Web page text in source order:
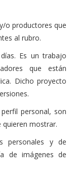
o productores que
al rubro.
Es un trabajo
que están
Dicho proyecto
personal, son
quieren mostrar.
personales y de
de imágenes de